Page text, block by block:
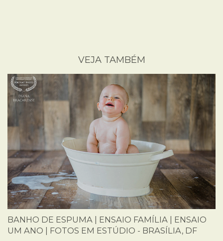
VEJA TAMBÉM
BANHO DE ESPUMA | ENSAIO FAMÍLIA | ENSAIO
UM ANO | FOTOS EM ESTÚDIO - BRASÍLIA, DF